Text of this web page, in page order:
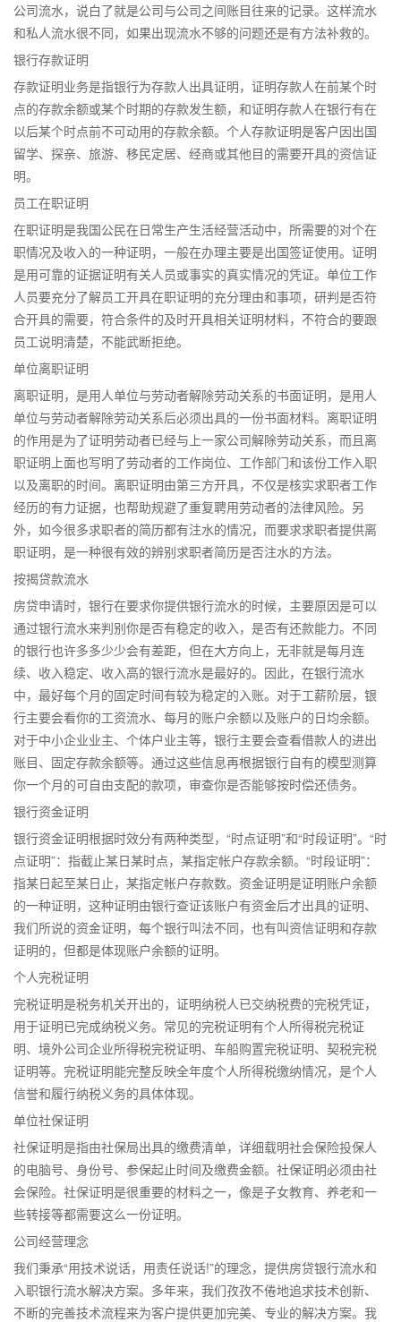
公司流水，说白了就是公司与公司之间账目往来的记录。这样流水
和私人流水很不同，如果出现流水不够的问题还是有方法补救的。
银行存款证明
存款证明业务是指银行为存款人出具证明，证明存款人在前某个时
点的存款余额或某个时期的存款发生额，和证明存款人在银行有在
以后某个时点前不可动用的存款余额。个人存款证明是客户因出国
留学、探亲、旅游、移民定居、经商或其他目的需要开具的资信证
明。
员工在职证明
在职证明是我国公民在日常生产生活经营活动中，所需要的对个在
职情况及收入的一种证明，一般在办理主要是出国签证使用。证明
是用可靠的证据证明有关人员或事实的真实情况的凭证。单位工作
人员要充分了解员工开具在职证明的充分理由和事项，研判是否符
合开具的需要，符合条件的及时开具相关证明材料，不符合的要跟
员工说明清楚，不能武断拒绝。
单位离职证明
离职证明，是用人单位与劳动者解除劳动关系的书面证明，是用人
单位与劳动者解除劳动关系后必须出具的一份书面材料。离职证明
的作用是为了证明劳动者已经与上一家公司解除劳动关系，而且离
职证明上面也写明了劳动者的工作岗位、工作部门和该份工作入职
以及离职的时间。离职证明由第三方开具，不仅是核实求职者工作
经历的有力证据，也帮助规避了重复聘用劳动者的法律风险。另
外，如今很多求职者的简历都有注水的情况，而要求求职者提供离
职证明，是一种很有效的辨别求职者简历是否注水的方法。
按揭贷款流水
房贷申请时，银行在要求你提供银行流水的时候，主要原因是可以
通过银行流水来判别你是否有稳定的收入，是否有还款能力。不同
的银行也许多多少少会有差距，但在大方向上，无非就是每月连
续、收入稳定、收入高的银行流水是最好的。因此，在银行流水
中，最好每个月的固定时间有较为稳定的入账。对于工薪阶层，银
行主要会看你的工资流水、每月的账户余额以及账户的日均余额。
对于中小企业业主、个体户业主等，银行主要会查看借款人的进出
账目、固定存款余额等。通过这些信息再根据银行自有的模型测算
你一个月的可自由支配的款项，审查你是否能够按时偿还债务。
银行资金证明
银行资金证明根据时效分有两种类型，“时点证明”和“时段证明”。“时
点证明”：指截止某日某时点，某指定帐户存款余额。“时段证明”：
指某日起至某日止，某指定帐户存款数。资金证明是证明账户余额
的一种证明，这种证明由银行查证该账户有资金后才出具的证明、
我们所说的资金证明，每个银行叫法不同，也有叫资信证明和存款
证明的，但都是体现账户余额的证明。
个人完税证明
完税证明是税务机关开出的，证明纳税人已交纳税费的完税凭证，
用于证明已完成纳税义务。常见的完税证明有个人所得税完税证
明、境外公司企业所得税完税证明、车船购置完税证明、契税完税
证明等。完税证明能完整反映全年度个人所得税缴纳情况，是个人
信誉和履行纳税义务的具体体现。
单位社保证明
社保证明是指由社保局出具的缴费清单，详细载明社会保险投保人
的电脑号、身份号、参保起止时间及缴费金额。社保证明必须由社
会保险。社保证明是很重要的材料之一，像是子女教育、养老和一
些转接等都需要这么一份证明。
公司经营理念
我们秉承“用技术说话，用责任说话!”的理念，提供房贷银行流水和
入职银行流水解决方案。多年来，我们孜孜不倦地追求技术创新、
不断的完善技术流程来为客户提供更加完美、专业的解决方案。我